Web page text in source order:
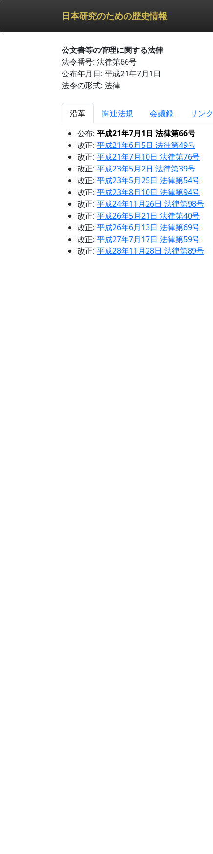
日本研究のための歴史情報
公文書等の管理に関する法律
法令番号: 法律第66号
公布年月日: 平成21年7月1日
法令の形式: 法律
沿革 関連法規 会議録
リンク
公布: 平成21年7月1日 法律第66号
改正: 平成21年6月5日 法律第49号
改正: 平成21年7月10日 法律第76号
改正: 平成23年5月2日 法律第39号
改正: 平成23年5月25日 法律第54号
改正: 平成23年8月10日 法律第94号
改正: 平成24年11月26日 法律第98号
改正: 平成26年5月21日 法律第40号
改正: 平成26年6月13日 法律第69号
改正: 平成27年7月17日 法律第59号
改正: 平成28年11月28日 法律第89号